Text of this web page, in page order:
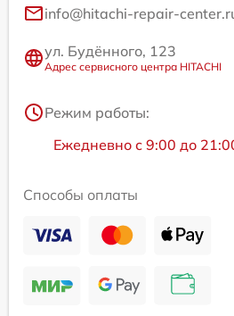
info@hitachi-repair-
ул. Будённого, 123
Адрес сервисного центра HITACHI
Режим работы:
Ежедневно с 9:00 до
Способы оплаты